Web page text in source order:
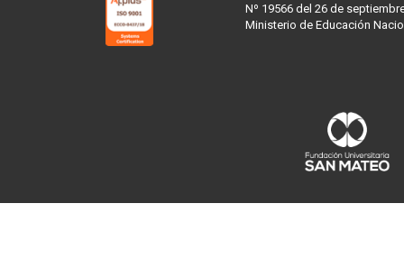
Nº 19566 del 26 de
Ministerio de Educación